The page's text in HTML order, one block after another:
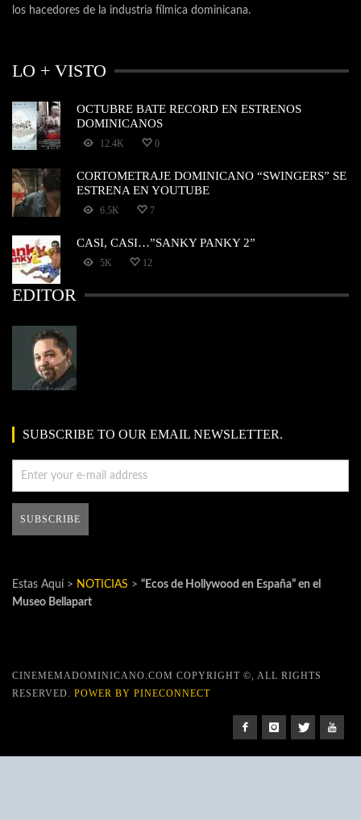
los hacedores de la industria fílmica dominicana.
LO + VISTO
OCTUBRE BATE RECORD EN ESTRENOS
DOMINICANOS
12.4K 0
CORTOMETRAJE DOMINICANO “SWINGERS” SE
ESTRENA EN YOUTUBE
6.5K 7
CASI, CASI…”SANKY PANKY 2”
5K 12
EDITOR
SUBSCRIBE TO OUR EMAIL NEWSLETTER.
Estas Aquí > NOTICIAS > “Ecos de Hollywood en España” en el
Museo Bellapart
CINEMEMADOMINICANO.COM COPYRIGHT ©, ALL RIGHTS
RESERVED. POWER BY PINECONNECT